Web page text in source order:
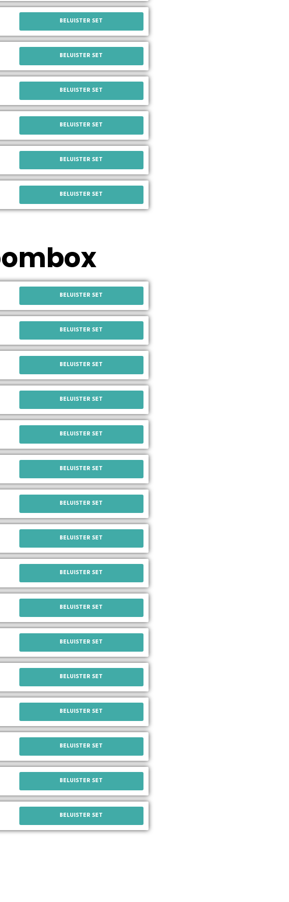
BELUISTER SET
BELUISTER SET
BELUISTER SET
BELUISTER SET
BELUISTER SET
BELUISTER SET
BELUISTER SET
BELUISTER SET
BELUISTER SET
BELUISTER SET
BELUISTER SET
BELUISTER SET
BELUISTER SET
BELUISTER SET
BELUISTER SET
BELUISTER SET
BELUISTER SET
BELUISTER SET
BELUISTER SET
BELUISTER SET
BELUISTER SET
BELUISTER SET